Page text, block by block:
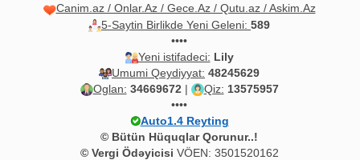
Canim.az / Onlar.Az / Gece.Az / Qutu.az / Askim.Az
5-Saytin Birlikde Yeni Geleni: 589
••••
Yeni istifadeci: Lily
Umumi Qeydiyyat: 48245629
Oglan: 34669672 | Qiz: 13575957
••••
Auto1.4 Reyting
© Bütün Hüquqlar Qorunur..!
© Vergi Ödəyicisi VÖEN: 3501520162